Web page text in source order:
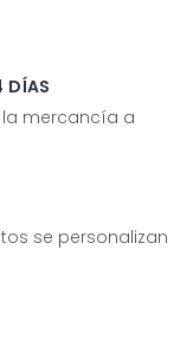
DÍAS
la mercancía a
se personalizan